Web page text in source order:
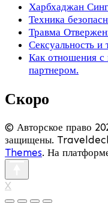
Харбхаджан
Техника
Травма
Сексуальность и
Как отношения с
партнером.
Скоро
© Авторское право
защищены.
Themes. На
X